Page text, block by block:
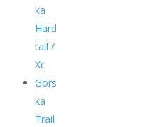
ka
Hard
tail /
Xc
Gors
ka
Trail